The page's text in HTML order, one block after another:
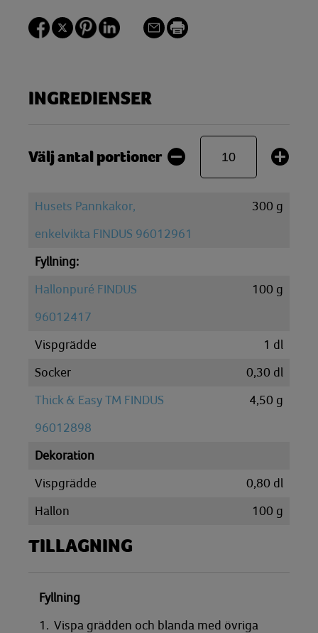
INGREDIENSER
Välj antal portioner
Husets Pannkakor,
enkelvikta FINDUS 96012961
300 g
Fyllning:
Hallonpuré FINDUS
96012417
100 g
Vispgrädde 1 dl
Socker
0,30 dl
Thick & Easy TM FINDUS
96012898
4,50 g
Dekoration
Vispgrädde
0,80 dl
Hallon
100 g
TILLAGNING
Fyllning
1. Vispa grädden och blanda med övriga